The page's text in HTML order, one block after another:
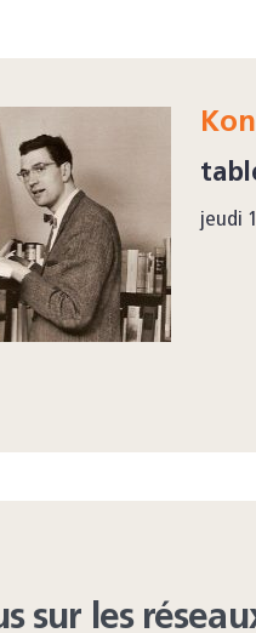
jeudi
sur les